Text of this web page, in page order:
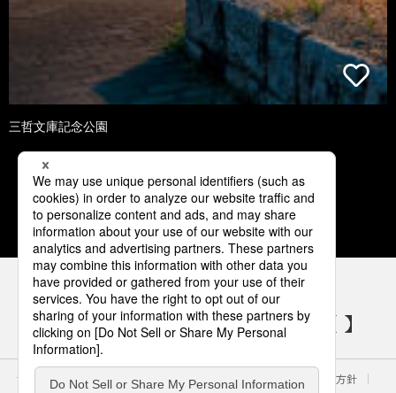
三哲文庫記念公園
1 2 3 4 5
パナソニックの電気設備 SNSアカウント
サイトのご利用にあたって クッキーポリシー
個人情報保護方針